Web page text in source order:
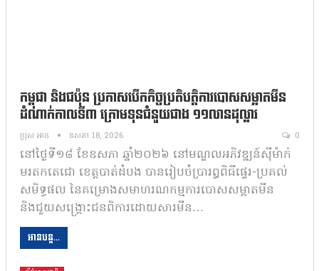
កម្ពុជា និងជប៉ុន ប្រកាសបើកកិច្ចប្រតិបត្តិការបោសសម្អាតមីន
ដំណាក់កាលទី៣ ក្រោមទុនជំនួយជាង ១១លានដុល្លារ
ប្រុស អាន ឧសភា 18, 2026 0
នៅថ្ងៃទី១៨ ខែឧសភា ឆ្នាំ២០២៦ នៅមណ្ឌលអភិវឌ្ឍន៍ស៊ីម៉ាក់
មរតកតេជោ ខេត្តបាត់ដំបង បានរៀបចំប្រារឰពិធីផ្ទេរ-ប្រគល់
សមិទ្ធផល នៃគម្រោងសមាហរណកម្មការបោសសម្អាតមីន
និងជួយសង្គ្រោះជនពិការដោយសារមីន…
អានបន្ត...